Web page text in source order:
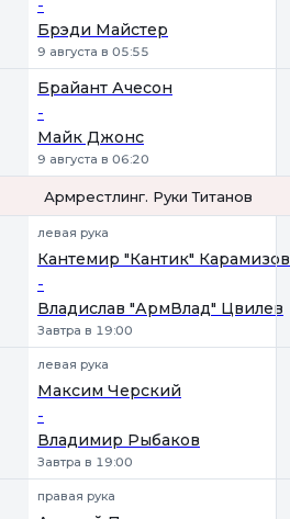
-
Брэди Майстер
9 августа в 05:55
Брайант Ачесон
-
Майк Джонс
9 августа в 06:20
Армрестлинг. Руки Титанов
левая рука
Кантемир "Кантик" Карамизов
-
Владислав "АрмВлад" Цвилев
Завтра в 19:00
левая рука
Максим Черский
-
Владимир Рыбаков
Завтра в 19:00
правая рука